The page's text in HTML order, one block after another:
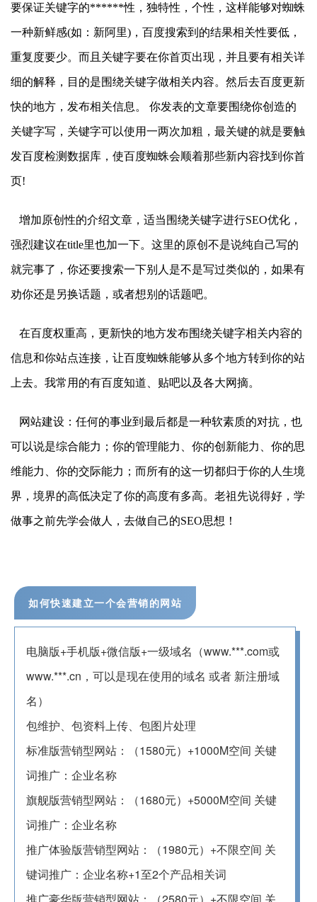
要保证关键字的******性，独特性，个性，这样能够对蜘蛛
一种新鲜感(如：新阿里)，百度搜索到的结果相关性要低，
重复度要少。而且关键字要在你首页出现，并且要有相关详
细的解释，目的是围绕关键字做相关内容。然后去百度更新
快的地方，发布相关信息。 你发表的文章要围绕你创造的
关键字写，关键字可以使用一两次加粗，最关键的就是要触
发百度检测数据库，使百度蜘蛛会顺着那些新内容找到你首
页!
增加原创性的介绍文章，适当围绕关键字进行SEO优化，
强烈建议在title里也加一下。这里的原创不是说纯自己写的
就完事了，你还要搜索一下别人是不是写过类似的，如果有
劝你还是另换话题，或者想别的话题吧。
在百度权重高，更新快的地方发布围绕关键字相关内容的
信息和你站点连接，让百度蜘蛛能够从多个地方转到你的站
上去。我常用的有百度知道、贴吧以及各大网摘。
网站建设：任何的事业到最后都是一种软素质的对抗，也
可以说是综合能力；你的管理能力、你的创新能力、你的思
维能力、你的交际能力；而所有的这一切都归于你的人生境
界，境界的高低决定了你的高度有多高。老祖先说得好，学
做事之前先学会做人，去做自己的SEO思想！
如何快速建立一个会营销的网站
电脑版+手机版+微信版+一级域名（www.***.com或
www.***.cn，可以是现在使用的域名 或者 新注册域
名）
包维护、包资料上传、包图片处理
标准版营销型网站：（1580元）+1000M空间 关键
词推广：企业名称
旗舰版营销型网站：（1680元）+5000M空间 关键
词推广：企业名称
推广体验版营销型网站：（1980元）+不限空间 关
键词推广：企业名称+1至2个产品相关词
推广豪华版营销型网站：（2580元）+不限空间 关